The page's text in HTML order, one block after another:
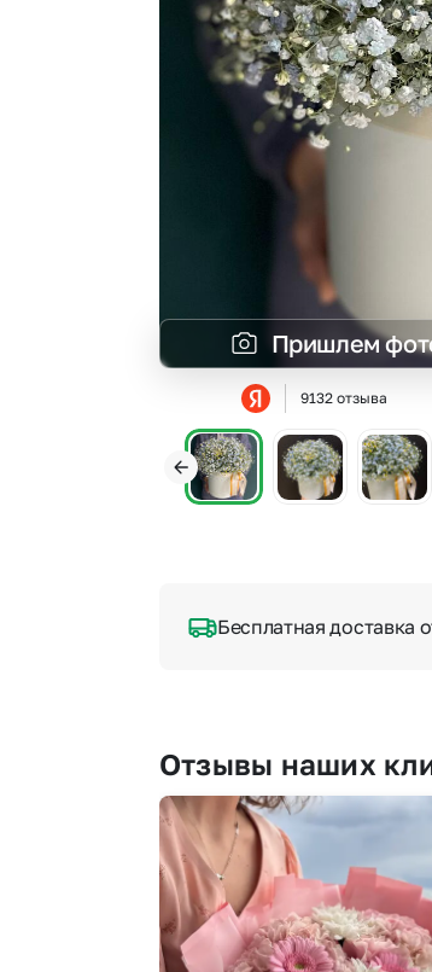
Гипсофила
Гортензии
Ирисы
Каллы
Пришлем
9132 отзыва
Бесплатная доставка
Отзывы наших